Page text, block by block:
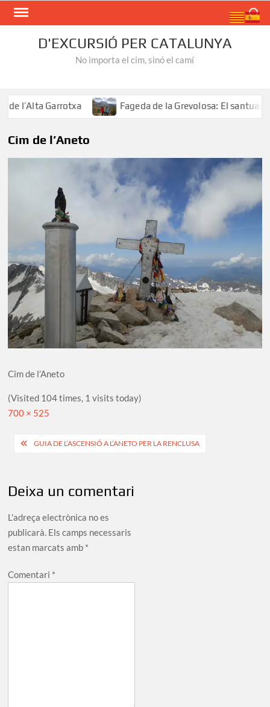
Skip
D'EXCURSIÓ PER CATALUNYA
No importa el cim, sinó el camí
Garrotxa Fageda de la Grevolosa: El santuari
Cim de l’Aneto
Cim de l’Aneto
(Visited 104 times, 1 visits today)
Full
700 × 525
Navegació
GUIA DE L’ASCENSIÓ A L’ANETO PER LA RENCLUSA
Deixa un comentari
L'adreça electrònica no es
publicarà. Els camps necessaris
estan marcats amb *
Comentari *